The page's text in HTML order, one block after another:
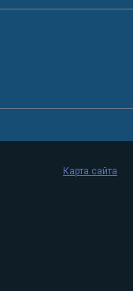
Карта сайта